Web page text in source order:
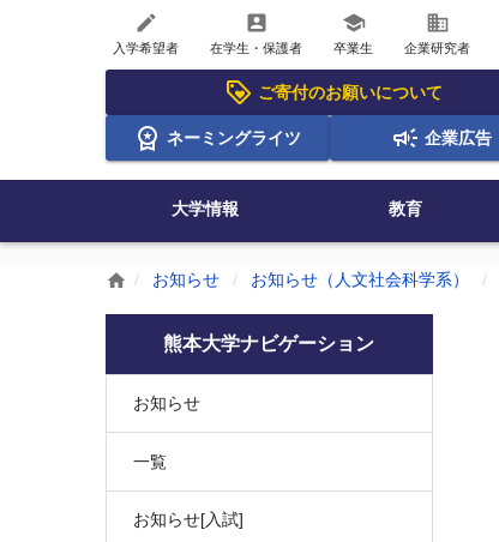
create
入学希望者
account_box
在学生・保護者
school
卒業生
business
企業研究者
ご寄付のお願いについて
ネーミングライツ 企業広告
大学情報 教育
home お知らせ お知らせ（人文社会科学系）
熊本大学ナビゲーション
お知らせ
一覧
お知らせ[入試]